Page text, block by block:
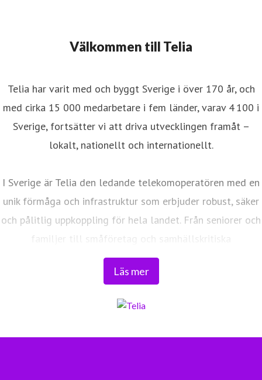
Välkommen till Telia
Läs mer
Telia har varit med och byggt Sverige i över 170 år, och
med cirka 15 000 medarbetare i fem länder, varav 4 100 i
Sverige, fortsätter vi att driva utvecklingen framåt –
lokalt, nationellt och internationellt.
I Sverige är Telia den ledande telekomoperatören med en
unik förmåga och infrastruktur som erbjuder robust, säker
och pålitlig uppkoppling för hela landet. Från seniorer och
familjer till småföretag och samhällskritiska
verksamheter. Vi möjliggör digitaliseringens kraft i
vardagen och är en del av Sveriges totalförsvar. Med
Sveriges största fiberaccessnät, det enda nationella